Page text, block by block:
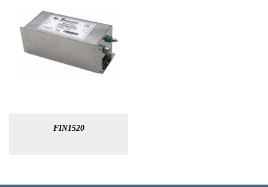
FIN1520